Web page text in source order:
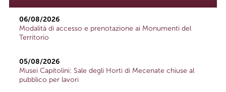
06/08/2026
Modalità di accesso e prenotazione ai Monumenti del
Territorio
05/08/2026
Musei Capitolini: Sale degli Horti di Mecenate chiuse al
pubblico per lavori